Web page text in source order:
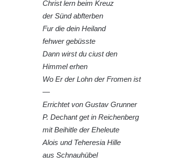
Kříž na návsi v Bukolu
Centrální kříž hřbitova v Hrobčicích
Kříž u silnice z Chouče do Mirošovic
Boží muka u domu čp. 392 na rohu ulic Na
Hradčanech a Palackého v Roudnici nad
Labem
Kříž v centru Liběšic
Kříž na návsi v Chouči
Christ lern beim Kreuz
der Sünd abfterben
Fur die dein Heiland
fehwer gebüsste
Dann wirst du ciust den
Himmel erhen
Wo Er der Lohn der Fromen ist
—
Errichtet von Gustav Grunner
P. Dechant get in Reichenberg
mit Beihitle der Eheleute
Alois und Teheresia Hille
aus Schnauhübel